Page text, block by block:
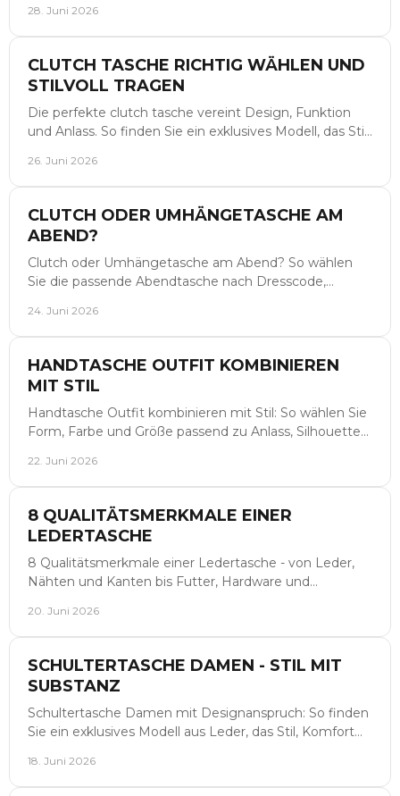
28. Juni 2026
CLUTCH TASCHE RICHTIG WÄHLEN UND
STILVOLL TRAGEN
Die perfekte clutch tasche vereint Design, Funktion
und Anlass. So finden Sie ein exklusives Modell, das Stil
26. Juni 2026
CLUTCH ODER UMHÄNGETASCHE AM
ABEND?
Clutch oder Umhängetasche am Abend? So wählen
Sie die passende Abendtasche nach Dresscode,
24. Juni 2026
HANDTASCHE OUTFIT KOMBINIEREN
MIT STIL
Handtasche Outfit kombinieren mit Stil: So wählen Sie
Form, Farbe und Größe passend zu Anlass, Silhouette
22. Juni 2026
8 QUALITÄTSMERKMALE EINER
LEDERTASCHE
8 Qualitätsmerkmale einer Ledertasche - von Leder,
Nähten und Kanten bis Futter, Hardware und
20. Juni 2026
SCHULTERTASCHE DAMEN - STIL MIT
SUBSTANZ
Schultertasche Damen mit Designanspruch: So finden
Sie ein exklusives Modell aus Leder, das Stil, Komfort
18. Juni 2026